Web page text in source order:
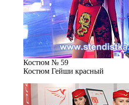
Костюм № 59
Костюм Гейши красный